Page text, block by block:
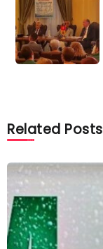
Related Posts